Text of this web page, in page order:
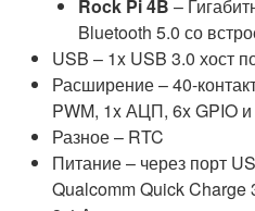
Rock Pi 4B –
Bluetooth 5.0 со
USB – 1x USB 3.0 хост
Расширение – 40-
PWM, 1x АЦП, 6x GPIO
Разное – RTC
Питание – через порт
Qualcomm Quick Charge